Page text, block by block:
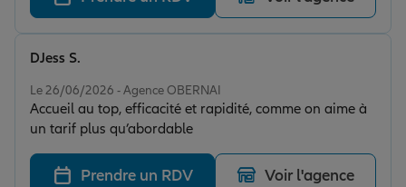
Le 26/06/2026 - Agence OBERNAI
Accueil au top, efficacité et rapidité, comme on aime à
un tarif plus qu’abordable
DJess S.
Prendre un RDV Voir l'agence